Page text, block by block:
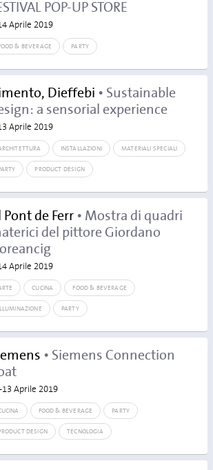
POP-UP STORE
Aprile 2019
& BEVERAGE PARTY
Dieffebi • Sustainable
a sensorial experience
Aprile 2019
INSTALLAZIONI MATERIALI SPECIALI
PRODUCT DESIGN
Pont de Ferr• Mostra di quadri
del pittore Giordano
Aprile 2019
CUCINA FOOD & BEVERAGE
PARTY
• Siemens Connection
13 Aprile 2019
FOOD & BEVERAGE PARTY
DESIGN TECNOLOGIA